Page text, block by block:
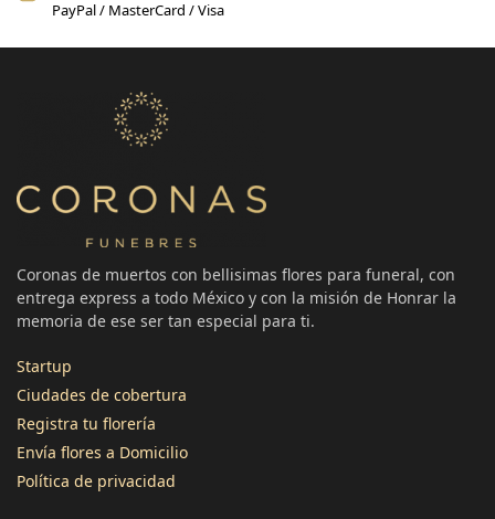
PayPal / MasterCard / Visa
Coronas de muertos con bellisimas flores para funeral, con
entrega express a todo México y con la misión de Honrar la
memoria de ese ser tan especial para ti.
Startup
Ciudades de cobertura
Registra tu florería
Envía flores a Domicilio
Política de privacidad
3496 Reseñas